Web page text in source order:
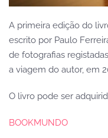
A primeira edição do
escrito por Paulo
de fotografias
a viagem do autor, em
O livro pode ser
BOOKMUNDO